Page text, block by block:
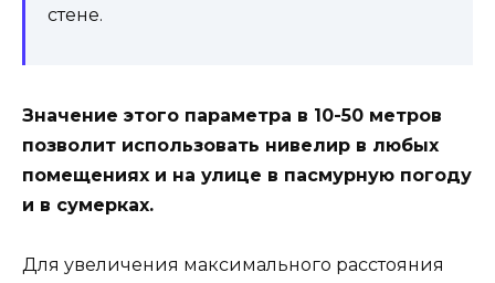
стене.
Значение этого параметра в 10-50 метров
позволит использовать нивелир в любых
помещениях и на улице в пасмурную погоду
и в сумерках.
Для увеличения максимального расстояния